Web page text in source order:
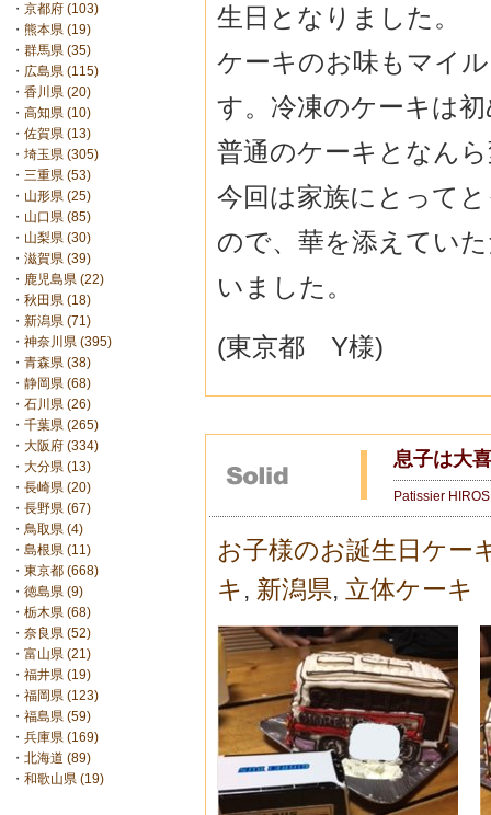
・ 京都府 (103)
・ 熊本県 (19)
・ 群馬県 (35)
・ 広島県 (115)
・ 香川県 (20)
・ 高知県 (10)
・ 佐賀県 (13)
・ 埼玉県 (305)
・ 三重県 (53)
・ 山形県 (25)
・ 山口県 (85)
・ 山梨県 (30)
・ 滋賀県 (39)
・ 鹿児島県 (22)
・ 秋田県 (18)
・ 新潟県 (71)
・ 神奈川県 (395)
・ 青森県 (38)
・ 静岡県 (68)
・ 石川県 (26)
・ 千葉県 (265)
・ 大阪府 (334)
・ 大分県 (13)
・ 長崎県 (20)
・ 長野県 (67)
・ 鳥取県 (4)
・ 島根県 (11)
・ 東京都 (668)
・ 徳島県 (9)
・ 栃木県 (68)
・ 奈良県 (52)
・ 富山県 (21)
・ 福井県 (19)
・ 福岡県 (123)
・ 福島県 (59)
・ 兵庫県 (169)
・ 北海道 (89)
・ 和歌山県 (19)
生日となりました。
ケーキのお味もマイ
す。冷凍のケーキは
普通のケーキとなん
今回は家族にとって
ので、華を添えてい
いました。
(東京都 Y様)
息子は大
Patissier
お子様のお誕生日ケー
キ , 新潟県, 立体ケーキ